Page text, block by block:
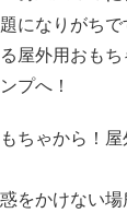
になりがちで
屋外用おも
プへ！
ちゃから！
をかけない